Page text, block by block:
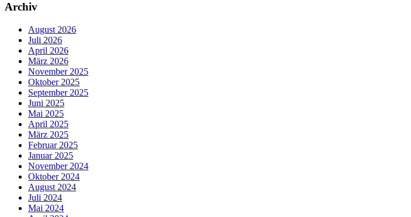
Beiträge
Archiv
August 2026
Juli 2026
April 2026
März 2026
November 2025
Oktober 2025
September 2025
Juni 2025
Mai 2025
April 2025
März 2025
Februar 2025
Januar 2025
November 2024
Oktober 2024
August 2024
Juli 2024
Mai 2024